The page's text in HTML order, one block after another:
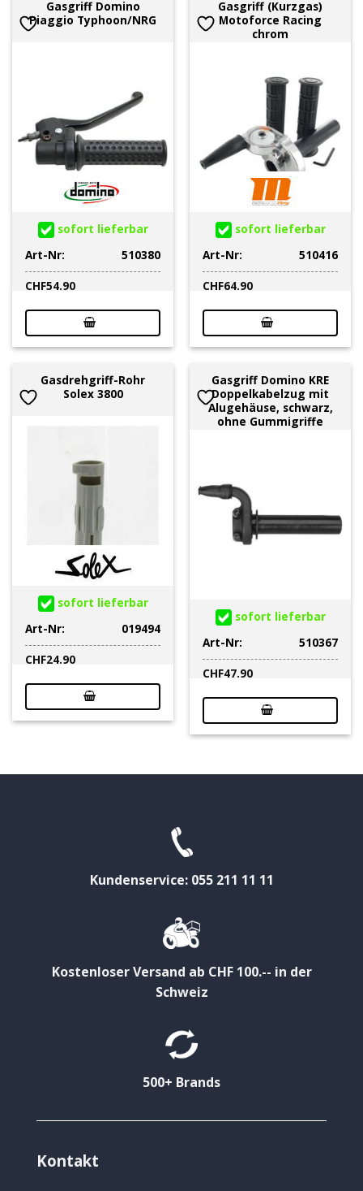
Gasgriff Domino
Piaggio Typhoon/NRG
sofort lieferbar
Art-Nr:
510380
CHF54.90
Gasgriff (Kurzgas)
Motoforce Racing
chrom
sofort lieferbar
Art-Nr:
510416
CHF64.90
Gasdrehgriff-Rohr
Solex 3800
sofort lieferbar
Art-Nr:
019494
CHF24.90
Gasgriff Domino KRE
Doppelkabelzug mit
Alugehäuse, schwarz,
ohne Gummigriffe
sofort lieferbar
Art-Nr:
510367
CHF47.90
Kundenservice: 055 211 11 11
Kostenloser Versand ab CHF 100.-- in der
Schweiz
500+ Brands
Kontakt